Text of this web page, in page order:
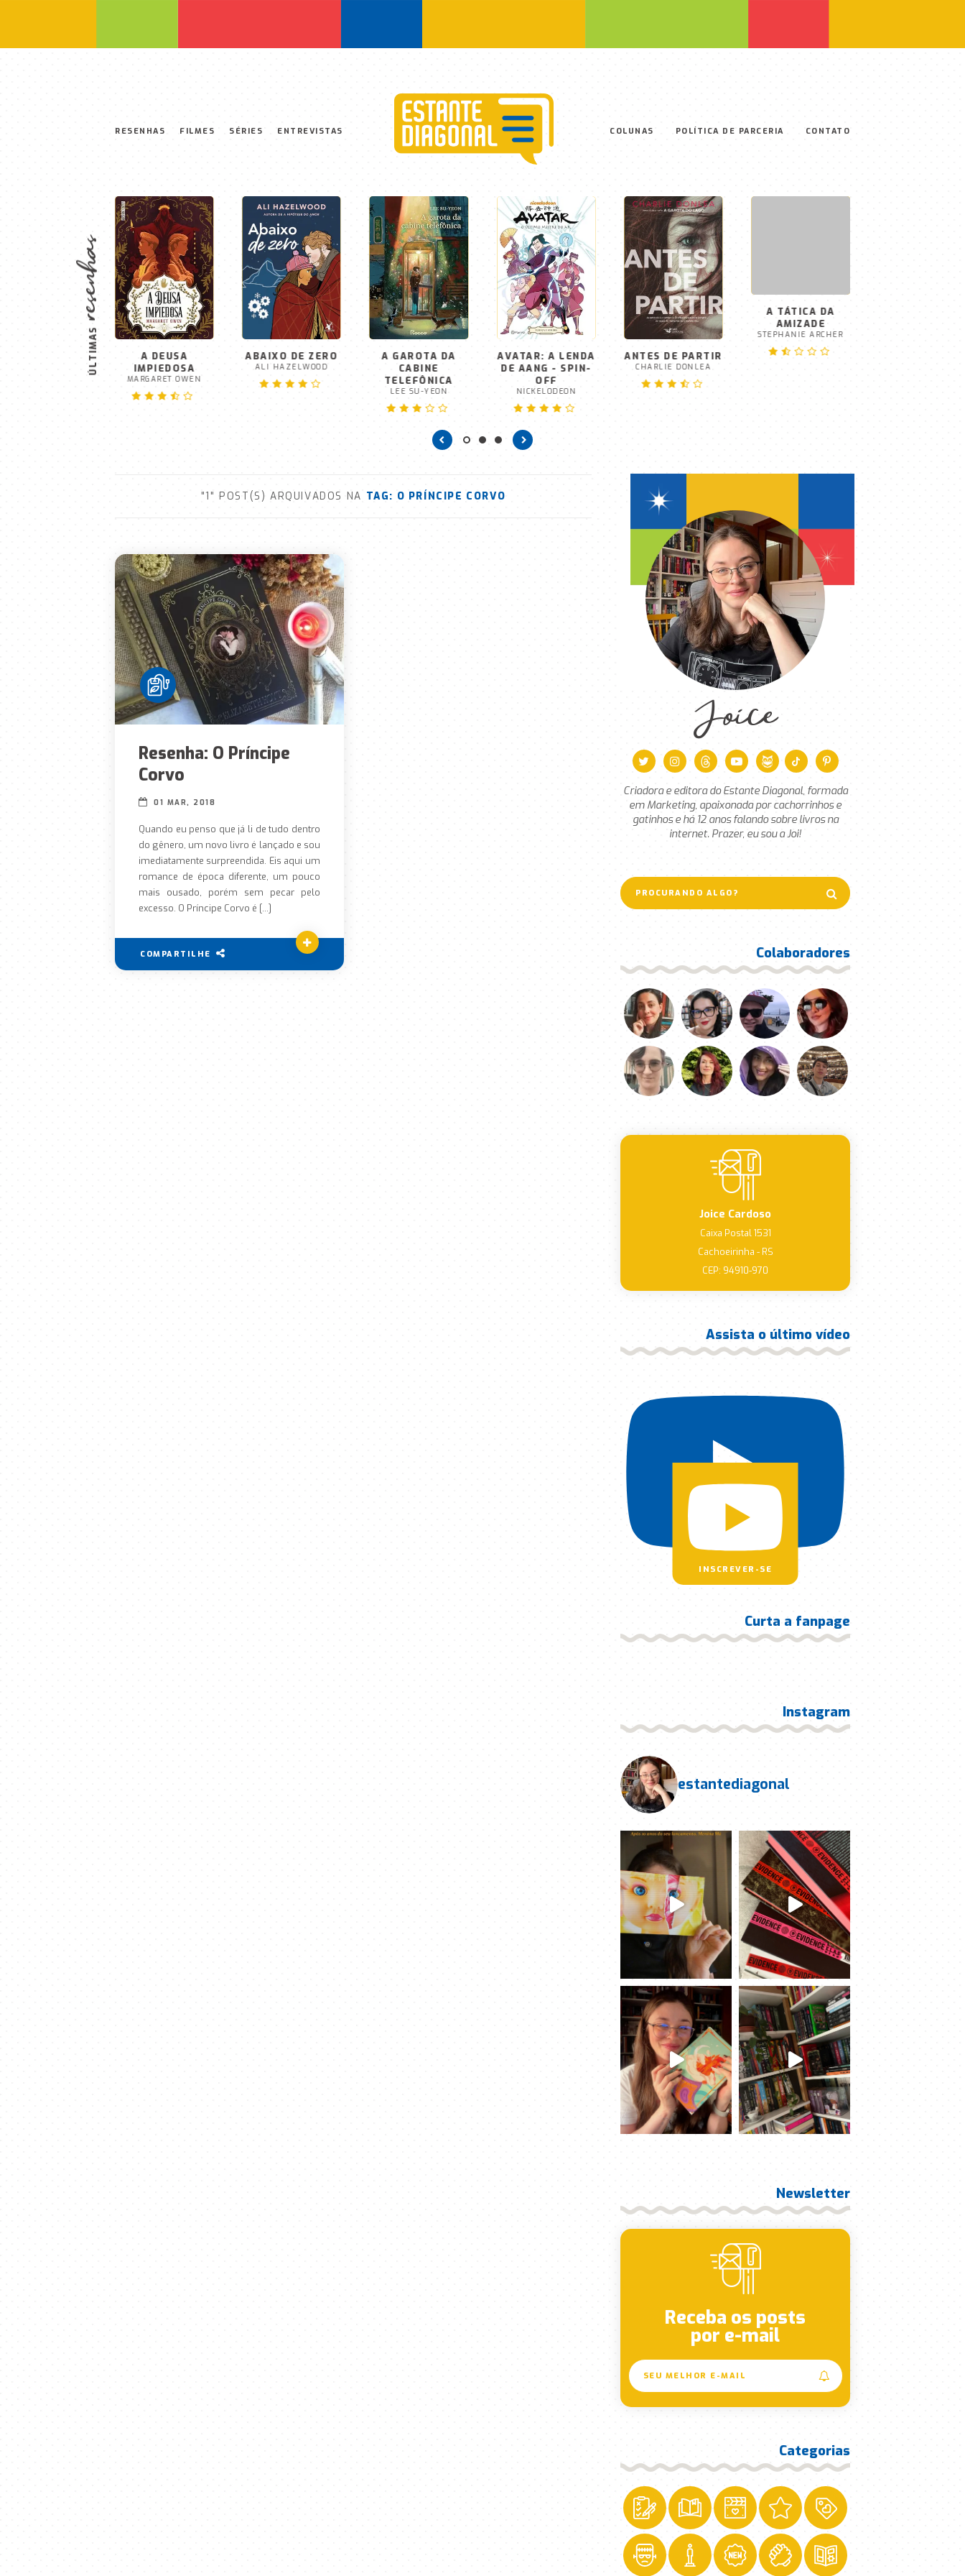
RESENHAS FILMES SÉRIES ENTREVISTAS COLUNAS POLÍTICA DE PARCERIA CONTATO
ÚLTIMAS
resenhas
A DEUSA
IMPIEDOSA
MARGARET OWEN
ABAIXO DE ZERO
ALI HAZELWOOD
A GAROTA DA
CABINE
TELEFÔNICA
LEE SU-YEON
AVATAR: A LENDA
DE AANG - SPIN-
OFF
NICKELODEON
ANTES DE PARTIR
CHARLIE DONLEA
A TÁTICA DA
"1" POST(S) ARQUIVADOS NA TAG: O PRÍNCIPE CORVO
Resenha: O Príncipe
Corvo
01 MAR, 2018
Quando eu penso que já li de tudo dentro
do gênero, um novo livro é lançado e sou
imediatamente surpreendida. Eis aqui um
romance de época diferente, um pouco
mais ousado, porém sem pecar pelo
excesso. O Príncipe Corvo é […]
COMPARTILHE
Joice
Criadora e editora do Estante Diagonal, formada
em Marketing, apaixonada por cachorrinhos e
gatinhos e há 12 anos falando sobre livros na
internet. Prazer, eu sou a Joi!
Colaboradores
Joice Cardoso
Caixa Postal 1531
Cachoeirinha - RS
CEP: 94910-970
Assista o último vídeo
INSCREVER-SE
Curta a fanpage
Instagram
estantediagonal
Newsletter
Receba os posts
por e-mail
Categorias